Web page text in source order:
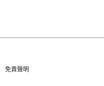
免責聲明